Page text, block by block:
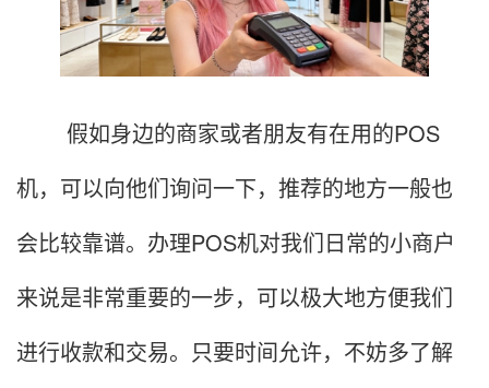
假如身边的商家或者朋友有在用的POS
机，可以向他们询问一下，推荐的地方一般也
会比较靠谱。办理POS机对我们日常的小商户
来说是非常重要的一步，可以极大地方便我们
进行收款和交易。只要时间允许，不妨多了解